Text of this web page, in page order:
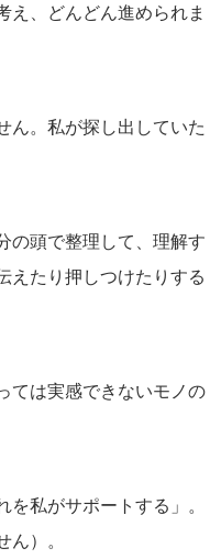
え、どんどん進められま
ん。私が探し出していた
の頭で整理して、理解す
えたり押しつけたりする
ては実感できないモノの
私がサポートする」。
）。